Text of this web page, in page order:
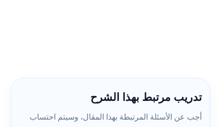
تدريب مرتبط بهذا الشرح
أجب عن الأسئلة المرتبطة بهذا المقال، وسيتم احتساب